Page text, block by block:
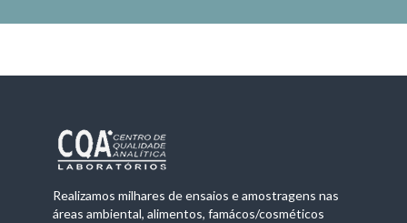
Realizamos milhares de ensaios e amostragens nas
áreas ambiental, alimentos, famácos/cosméticos